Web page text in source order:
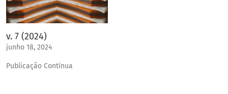
v. 7 (2024)
junho 18, 2024
Publicação Contínua